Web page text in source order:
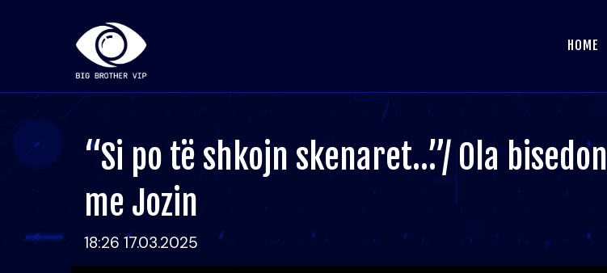
HOME
“Si po të shkojn skenaret…”/ Ola bisedon
me Jozin
18:26 17.03.2025